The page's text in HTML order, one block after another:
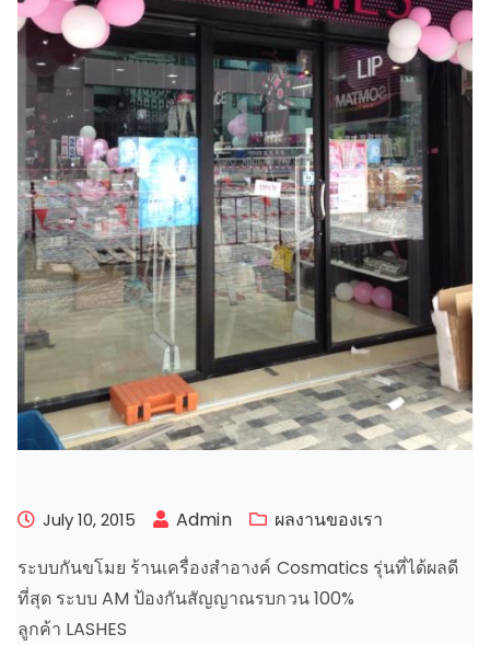
July 10, 2015 Admin
ผลงานของเรา
ระบบกันขโมย ร้านเครื่องสำอางค์ Cosmatics รุ่นที่ได้ผลดี
ที่สุด ระบบ AM ป้องกันสัญญาณรบกวน 100%
ลูกค้า LASHES